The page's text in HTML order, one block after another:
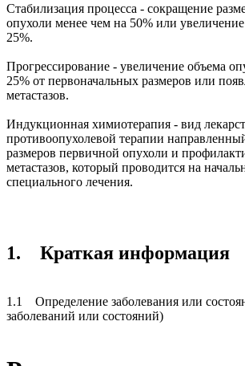
Стабилизация процесса - сокращение
опухоли менее чем на 50% или
25%.
Прогрессирование - увеличение объема
25% от первоначальных размеров или
метастазов.
Индукционная химиотерапия - вид
противоопухолевой терапии
размеров первичной опухоли и
метастазов, который проводится на
специального лечения.
1. Краткая информация
1.1 Определение заболевания или
заболеваний или состояний)